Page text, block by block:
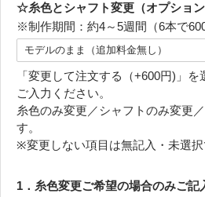
☆糸色とシャフト変更（オプション
※制作期間：約4～5週間（6本で600
「変更して注文する（+600円)」
ご入力ください。
糸色のみ変更／シャフトのみ変更
す。
※変更しない項目は無記入・未選択
1．糸色変更ご希望の場合のみご記